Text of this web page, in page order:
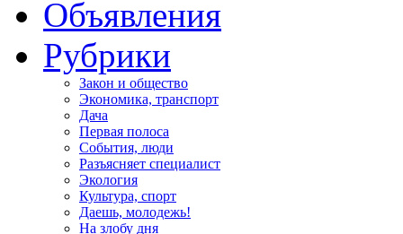
Объявления
Рубрики
Закон и общество
Экономика, транспорт
Дача
Первая полоса
События, люди
Разъясняет специалист
Экология
Культура, спорт
Даешь, молодежь!
На злобу дня